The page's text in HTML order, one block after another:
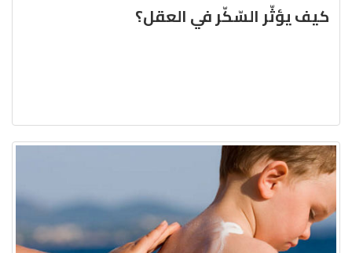
كيف يؤثّر السّكّر في العقل؟